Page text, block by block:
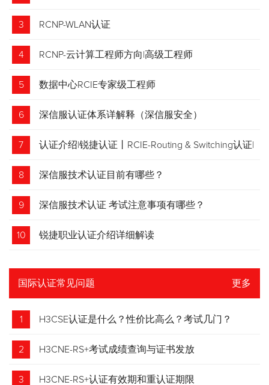
3 RCNP-WLAN认证
4 RCNP-云计算工程师方向|高级工程师
5 数据中心RCIE专家级工程师
6 深信服认证体系详解释（深信服安全）
7 认证介绍|锐捷认证丨RCIE-Routing & Switching认证|
专家级网络工程师
8 深信服技术认证目前有哪些？
9 深信服技术认证 考试注意事项有哪些？
10 锐捷职业认证介绍详细解读
国际认证常见问题 更多
1 H3CSE认证是什么？性价比高么？考试几门？
2 H3CNE-RS+考试成绩查询与证书发放
3 H3CNE-RS+认证有效期和重认证期限